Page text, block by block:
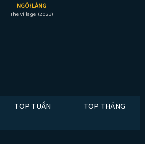
NGÔI LÀNG
The Village (2023)
TOP TUẦN TOP THÁNG